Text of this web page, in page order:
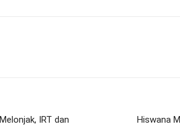
IRT dan
Hiswana